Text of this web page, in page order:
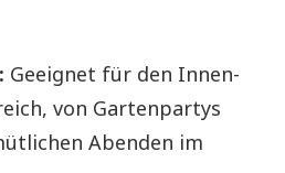
Geeignet für den Innen-
von Gartenpartys
Abenden im